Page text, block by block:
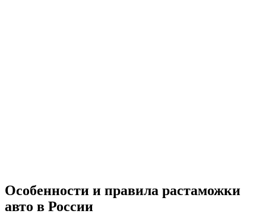
Особенности и правила растаможки
авто в России